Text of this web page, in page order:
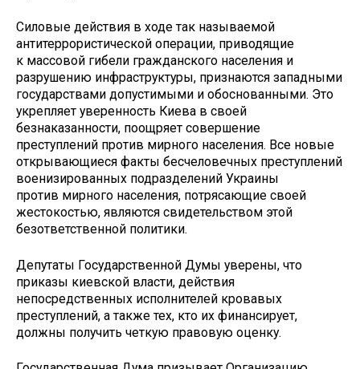
Силовые действия в ходе так называемой
антитеррористической операции, приводящие
к массовой гибели гражданского населения и
разрушению инфраструктуры, признаются западными
государствами допустимыми и обоснованными. Это
укрепляет уверенность Киева в своей
безнаказанности, поощряет совершение
преступлений против мирного населения. Все новые
открывающиеся факты бесчеловечных преступлений
военизированных подразделений Украины
против мирного населения, потрясающие своей
жестокостью, являются свидетельством этой
безответственной политики.
Депутаты Государственной Думы уверены, что
приказы киевской власти, действия
непосредственных исполнителей кровавых
преступлений, а также тех, кто их финансирует,
должны получить четкую правовую оценку.